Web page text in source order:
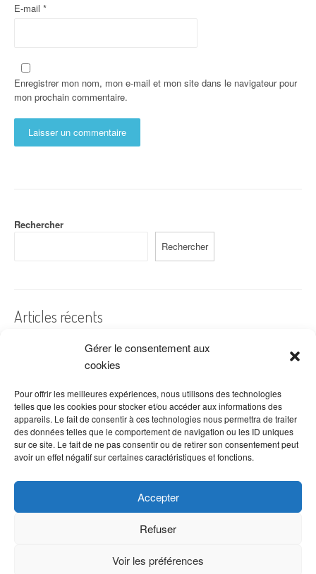
Gérer le consentement aux
cookies
Pour offrir les meilleures expériences, nous utilisons des technologies
telles que les cookies pour stocker et/ou accéder aux informations des
appareils. Le fait de consentir à ces technologies nous permettra de traiter
des données telles que le comportement de navigation ou les ID uniques
sur ce site. Le fait de ne pas consentir ou de retirer son consentement peut
avoir un effet négatif sur certaines caractéristiques et fonctions.
Accepter
Refuser
Voir les préférences
E-mail *
Enregistrer mon nom, mon e-mail et mon site dans le navigateur pour
mon prochain commentaire.
Rechercher
Rechercher
Articles récents
A quelles dates de l’année offre-t-on des fleurs ?
Les fleurs préférées des Français
Combien de fois arroser un cactus ?
Quelles fleurs offrir pour la fête des mères ?
Idées de décoration avec fleurs séchées